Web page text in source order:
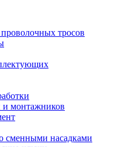
тросов
и монтажников
сменными насадками